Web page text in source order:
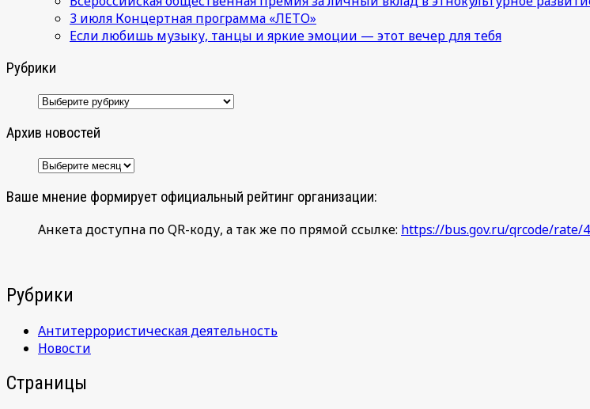
3 июля Концертная программа «ЛЕТО»
Если любишь музыку, танцы и яркие эмоции — этот вечер для тебя
Рубрики
Рубрики
Архив новостей
Архив
Ваше мнение формирует официальный рейтинг организации:
Анкета доступна по QR-коду, а так же по прямой ссылке: https://bus.gov.ru/qrcode/rate/
Рубрики
Антитеррористическая деятельность
Новости
Страницы